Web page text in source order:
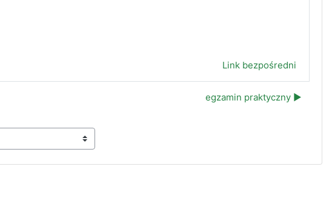
Link bezpośredni
egzamin praktyczny ▶︎